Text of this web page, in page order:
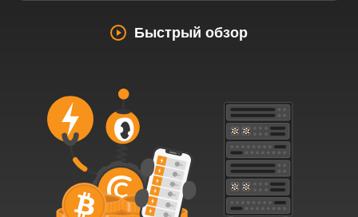
Быстрый обзор